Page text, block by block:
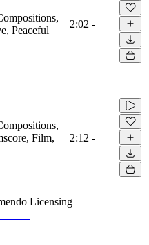
Peaceful
2:02 -
Film,
2:12 -
Licensing